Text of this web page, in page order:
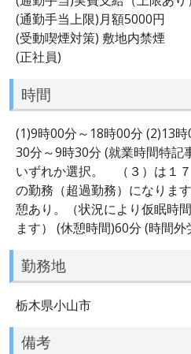
(通勤手当上限)月額5000円
(受動喫煙対策) 敷地内禁煙
(正社員)
時間
(1)9時00分～18時00分 (2)13
30分～9時30分 (就業時間特記
いずれか選択。 （３）は１
の勤務（超過勤務）になりま
憩あり。（状況により仮眠時
ます） (休憩時間)60分 (時間
勤務地
栃木県小山市
備考